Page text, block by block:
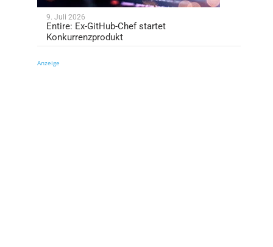
9. Juli 2026
Entire: Ex-GitHub-Chef startet
Konkurrenzprodukt
Anzeige